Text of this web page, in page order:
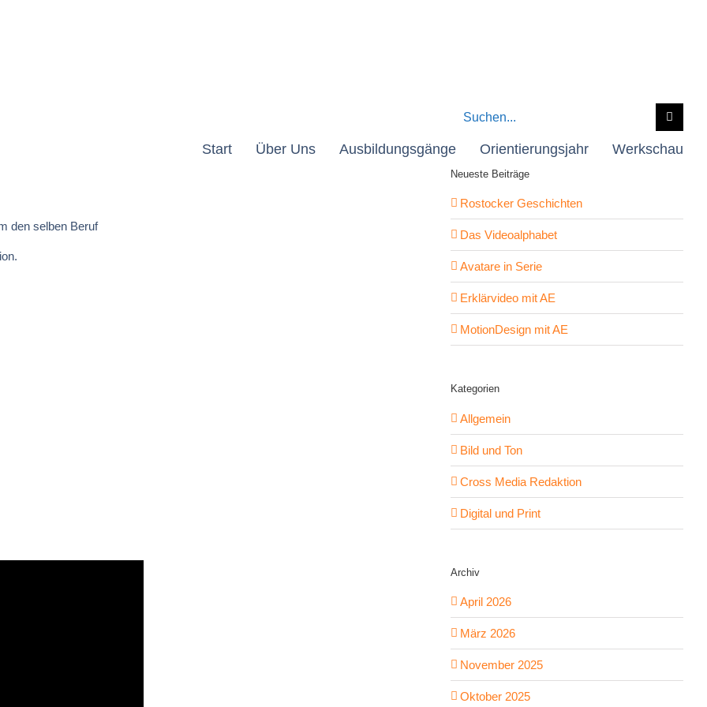
Start Über Uns Ausbildungsgänge Orientierungsjahr Werkschau
den selben Beruf
Suche
nach:
Neueste Beiträge
Rostocker Geschichten
Das Videoalphabet
Avatare in Serie
Erklärvideo mit AE
MotionDesign mit AE
Kategorien
Allgemein
Bild und Ton
Cross Media Redaktion
Digital und Print
Archiv
April 2026
März 2026
November 2025
Oktober 2025